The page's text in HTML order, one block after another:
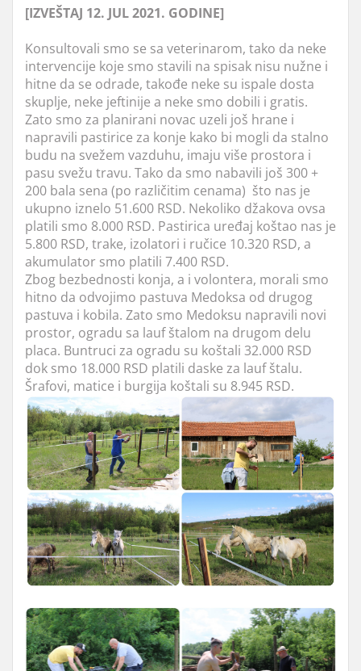
[IZVEŠTAJ 12. JUL 2021. GODINE]
Konsultovali smo se sa veterinarom, tako da neke
intervencije koje smo stavili na spisak nisu nužne i
hitne da se odrade, takođe neke su ispale dosta
skuplje, neke jeftinije a neke smo dobili i gratis.
Zato smo za planirani novac uzeli još hrane i
napravili pastirice za konje kako bi mogli da stalno
budu na svežem vazduhu, imaju više prostora i
pasu svežu travu. Tako da smo nabavili još 300 +
200 bala sena (po različitim cenama) što nas je
ukupno iznelo 51.600 RSD. Nekoliko džakova ovsa
platili smo 8.000 RSD. Pastirica uređaj koštao nas je
5.800 RSD, trake, izolatori i ručice 10.320 RSD, a
akumulator smo platili 7.400 RSD.
Zbog bezbednosti konja, a i volontera, morali smo
hitno da odvojimo pastuva Medoksa od drugog
pastuva i kobila. Zato smo Medoksu napravili novi
prostor, ogradu sa lauf štalom na drugom delu
placa. Buntruci za ogradu su koštali 32.000 RSD
dok smo 18.000 RSD platili daske za lauf štalu.
Šrafovi, matice i burgija koštali su 8.945 RSD.